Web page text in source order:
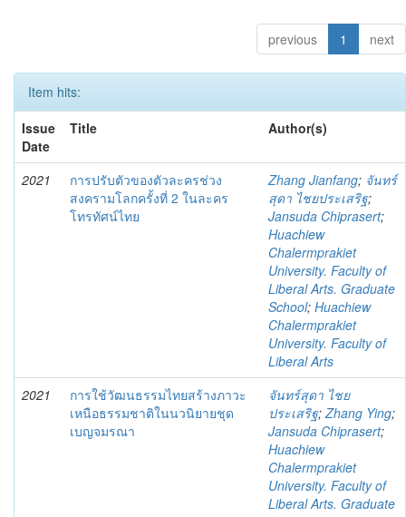
previous 1 next
Item hits:
Issue
Date
Title Author(s)
2021
การปรับตัวของตัวละครช่วง
สงครามโลกครั้งที่ 2 ในละคร
โทรทัศน์ไทย
Zhang Jianfang; จันทร์
สุดา ไชยประเสริฐ;
Jansuda Chiprasert;
Huachiew
Chalermprakiet
University. Faculty of
Liberal Arts. Graduate
School; Huachiew
Chalermprakiet
University. Faculty of
Liberal Arts
2021
การใช้วัฒนธรรมไทยสร้างภาวะ
เหนือธรรมชาติในนวนิยายชุด
เบญจมรณา
จันทร์สุดา ไชย
ประเสริฐ;Zhang Ying;
Jansuda Chiprasert;
Huachiew
Chalermprakiet
University. Faculty of
Liberal Arts. Graduate